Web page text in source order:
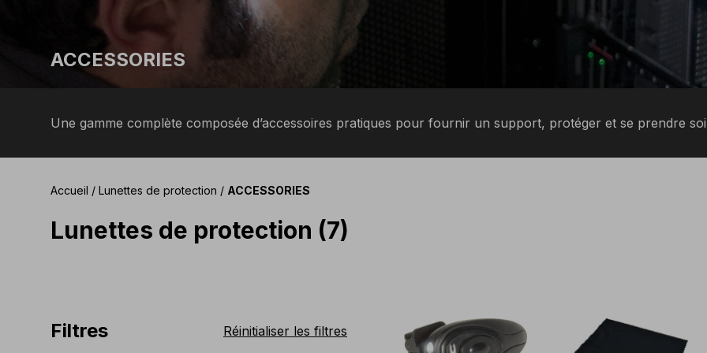
ACCESSORIES
Une gamme complète composée d’accessoires pratiques pour fournir un support, protéger et se prendre
Accueil / Lunettes de protection / ACCESSORIES
Lunettes de protection (7)
Filtres Réinitialiser les filtres